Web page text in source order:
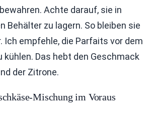
Achte darauf, sie in
Behälter zu lagern. So bleiben sie
Ich empfehle, die Parfaits vor dem
kühlen. Das hebt den Geschmack
der Zitrone.
Mischung im Voraus